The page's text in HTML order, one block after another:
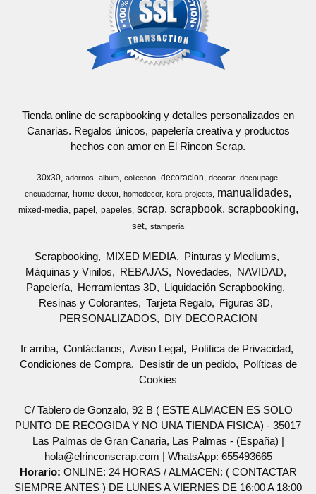
Tienda online de scrapbooking y detalles personalizados en
Canarias. Regalos únicos, papelería creativa y productos
hechos con amor en El Rincon Scrap.
30x30 adornos album collection decoracion decorar
decoupage
encuadernar
home-decor homedecor kora-projects manualidades
mixed-media papel papeles scrap scrapbook scrapbooking
set stamperia
Scrapbooking MIXED MEDIA
Pinturas y Mediums
Máquinas y Vinilos
REBAJAS Novedades
NAVIDAD
Papelería
Herramientas 3D
Liquidación Scrapbooking
Resinas y Colorantes
Tarjeta Regalo
Figuras 3D
PERSONALIZADOS
DIY DECORACION
Ir arriba Contáctanos Aviso Legal
Política de Privacidad
Condiciones de Compra
Desistir de un pedido
Políticas de
Cookies
C/ Tablero de Gonzalo, 92 B ( ESTE ALMACEN ES SOLO
PUNTO DE RECOGIDA Y NO UNA TIENDA FISICA) - 35017
Las Palmas de Gran Canaria, Las Palmas - (España) |
hola@elrinconscrap.com | WhatsApp: 655493665
Horario: ONLINE: 24 HORAS / ALMACEN: ( CONTACTAR
SIEMPRE ANTES ) DE LUNES A VIERNES DE 16:00 A 18:00